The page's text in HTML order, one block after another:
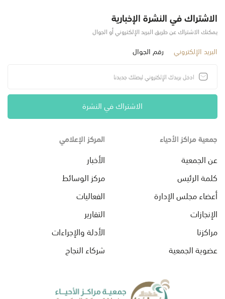
الاشتراك في النشرة الإخبارية
يمكنك الاشتراك عن طريق البريد الإلكتروني أو الجوال
البريد الإلكتروني رقم الجوال
الاشتراك في النشرة
جمعية مراكز الأحياء
عن الجمعية
كلمة الرئيس
أعضاء مجلس الإدارة
الإنجازات
مراكزنا
عضوية الجمعية
المركز الإعلامي
الأخبار
مركز الوسائط
الفعاليات
التقارير
الأدلة والإجراءات
شركاء النجاح